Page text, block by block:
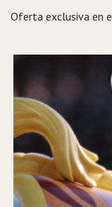
Oferta exclusiva en